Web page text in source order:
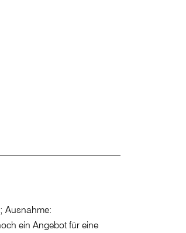
Ausnahme:
ein Angebot für eine